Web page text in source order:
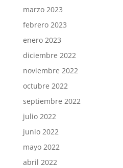
marzo 2023
febrero 2023
enero 2023
diciembre 2022
noviembre 2022
octubre 2022
septiembre 2022
julio 2022
junio 2022
mayo 2022
abril 2022